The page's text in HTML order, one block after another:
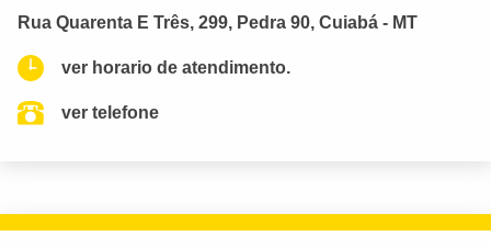
Rua Quarenta E Três, 299, Pedra 90, Cuiabá - MT
ver horario de atendimento.
ver telefone